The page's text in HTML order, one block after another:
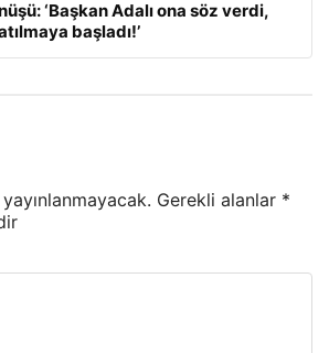
‘Başkan Adalı ona söz verdi,
başladı!’
Gerekli alanlar *